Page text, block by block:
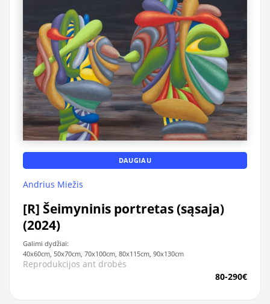
DAUGIAU
Andrius Miežis
[R] Šeimyninis portretas (sąsaja)
(2024)
Galimi dydžiai:
40x60cm, 50x70cm, 70x100cm, 80x115cm, 90x130cm
Reprodukcijos ant drobės
80-290€